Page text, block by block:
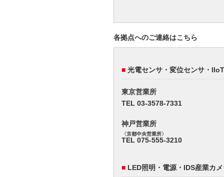
各拠点へのご連絡はこちら
■ 光電センサ・変位センサ・
東京営業所
TEL 03-3578-7331
神戸営業所
〈京都中央営業所〉
TEL 075-555-3210
■ LED照明・電源・IDS産業カ